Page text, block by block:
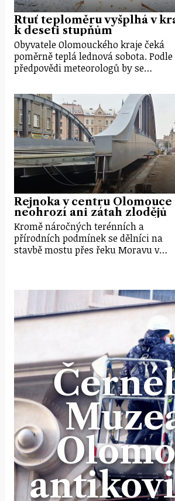
Rtuť teploměru vyšplhá v
k deseti stupňům
Obyvatele Olomouckého kraje čeká
poměrně teplá lednová sobota. Podle
předpovědi meteorologů by se…
Rejnoka v centru Olomouce
neohrozí ani zátah zlodějů
Kromě náročných terénních a
přírodních podmínek se dělníci na
stavbě mostu přes řeku Moravu v…